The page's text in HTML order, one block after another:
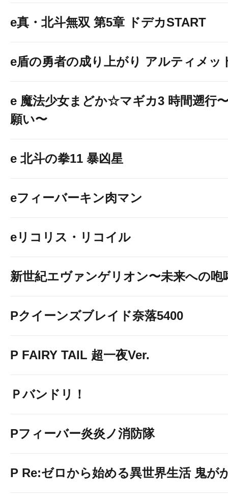
e真・北斗無双 第5章 ドデカSTART
e盾の勇者の成り上がり アルティメッ
e 魔法少女まどか☆マギカ3 時間遡行
願い〜
e 北斗の拳11 暴凶星
eフィーバーキン肉マン
eリコリス・リコイル
新世紀エヴァンゲリオン〜未来への咆
Pクイーンズブレイド奈落5400
P FAIRY TAIL 超一夜Ver.
Ｐバンドリ！
Pフィーバー炎炎ノ消防隊
P Re:ゼロから始める異世界生活 鬼が